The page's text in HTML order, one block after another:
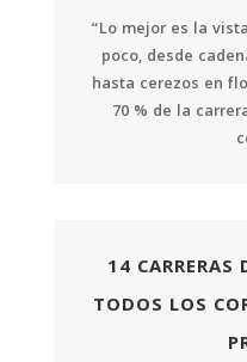
“Lo mejor es la
poco, desde
hasta cerezos en
70 % de la
14 CARRERAS
TODOS LOS